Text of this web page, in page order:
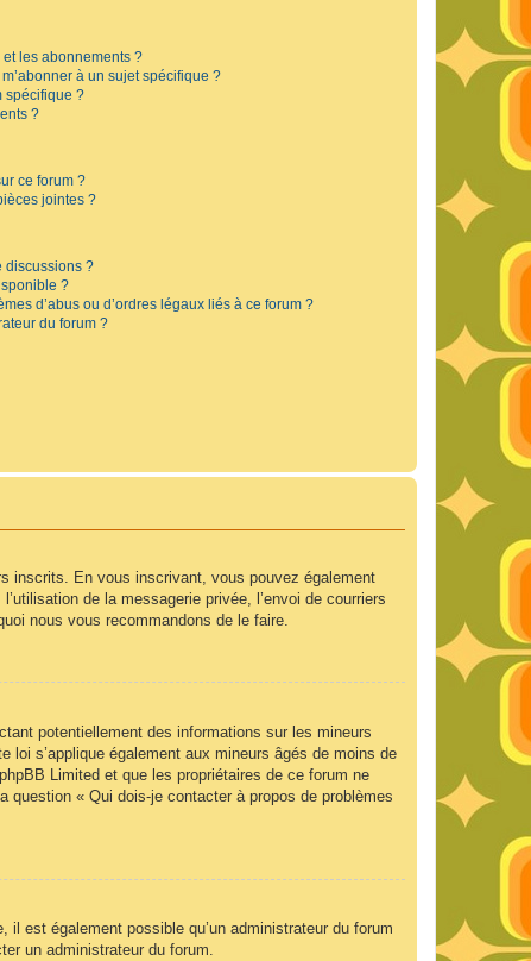
les abonnements ?
à un sujet spécifique ?
spécifique ?
?
ce forum ?
jointes ?
discussions ?
?
d’abus ou d’ordres légaux liés à ce forum ?
du forum ?
inscrits. En vous inscrivant, vous pouvez également
de la messagerie privée, l’envoi de courriers
nous vous recommandons de le faire.
potentiellement des informations sur les mineurs
s’applique également aux mineurs âgés de moins de
Limited et que les propriétaires de ce forum ne
question « Qui dois-je contacter à propos de problèmes
il est également possible qu’un administrateur du forum
un administrateur du forum.